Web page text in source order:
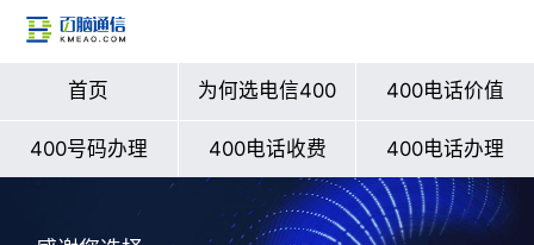
首页 为何选电信400 400电话价值
400号码办理 400电话收费 400电话办理